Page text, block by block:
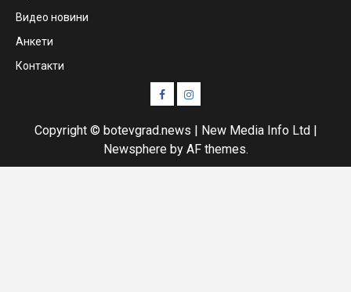
Видео новини
Анкети
Контакти
FacebookInstagram
Copyright © botevgrad.news | New Media Info Ltd |
Newsphereby AF themes.